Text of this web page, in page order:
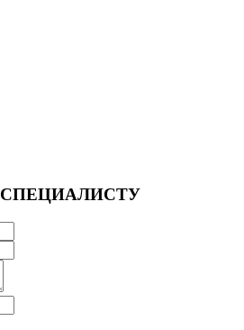
СПЕЦИАЛИСТУ